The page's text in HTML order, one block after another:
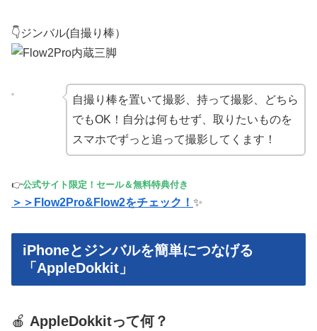
👇ジンバル(自撮り棒）
自撮り棒を置いて撮影、持って撮影、どちら
でもOK！自分は何もせず、取りたいものを
スマホでずっと追って撮影してくます！
👉公式サイト限定！ セール＆無料特典付き
＞＞Flow2Pro&Flow2をチェック！ ✨
iPhoneとジンバルを簡単につなげる
「AppleDokkit」
🍎 AppleDokkitって何？